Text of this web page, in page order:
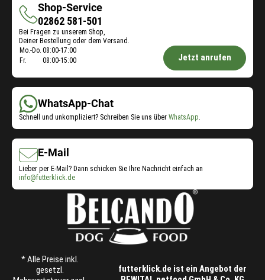
Shop-Service
Shop-
Service
02862 581-501
Bei Fragen zu unserem Shop,
Deiner Bestellung oder dem Versand.
Öffnungszeiten
Shop-
Mo.-Do. 08:00-17:00
Fr.
08:00-15:00 Jetzt anrufen
WhatsApp-Chat
Schnell und unkompliziert? Schreiben Sie uns über WhatsApp
E-Mail
Lieber per E-Mail? Dann schicken Sie Ihre Nachricht einfach an
info@futterklick.de
* Alle Preise inkl.
gesetzl.
futterklick.de ist ein Angebot der